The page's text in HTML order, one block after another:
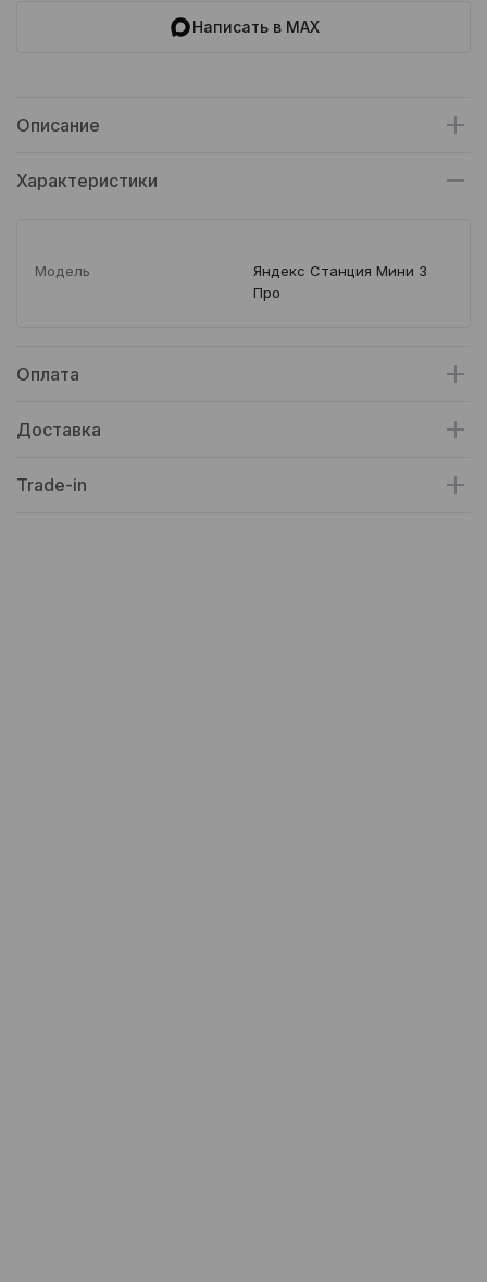
Написать в MAX
Описание
Характеристики
Модель
Яндекс Станция Мини 3
Про
Оплата
Доставка
Trade-in